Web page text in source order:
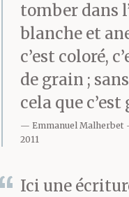
tomber dans
blanche et
c’est coloré,
de grain ;
cela que
Emmanuel Malherbet
2011
Ici une